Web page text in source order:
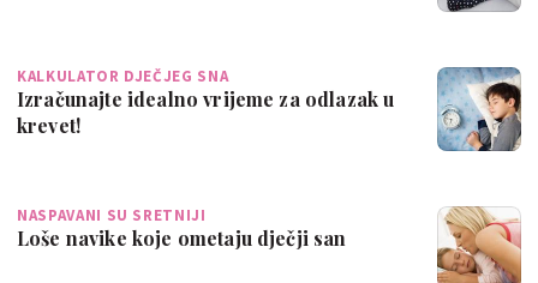
KALKULATOR DJEČJEG SNA
Izračunajte idealno vrijeme za odlazak u
krevet!
NASPAVANI SU SRETNIJI
Loše navike koje ometaju dječji san